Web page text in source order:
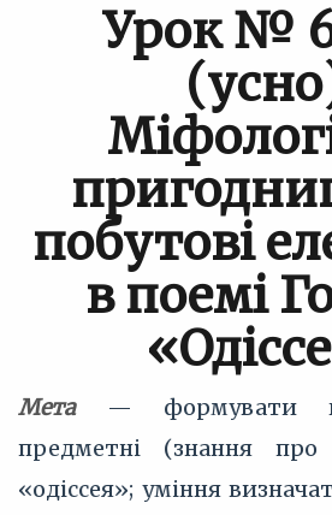
Урок №
побутові
в поемі
Мета— формувати
предметні (знання
«одіссея»; уміння